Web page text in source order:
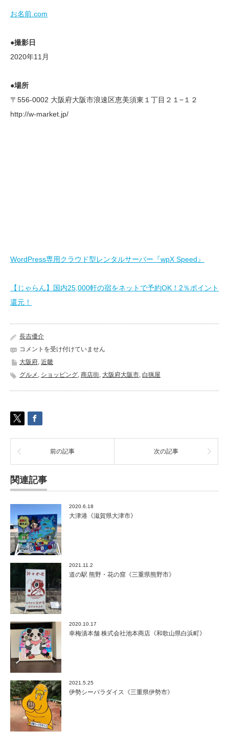
お名前.com
●撮影日
2020年11月
●場所
〒556-0002 大阪府大阪市浪速区恵美須東１丁目２１−１２
http://w-market.jp/
WordPress専用クラウド型レンタルサーバー『wpX Speed』
【じゃらん】国内25,000軒の宿をネットで予約OK！2％ポイント
還元！
長吉優介
新
世
市
府
大
は
コメントを受け付けていません
大阪府, 近畿
グルメ , ショッピング, 商店街, 大阪府大阪市, 白猟屋
前の記事 次の記事
関連記事
2020.6.18
大津港《滋賀県大津市》
2021.11.2
道の駅 熊野・花の窟《三重県熊野市》
2020.10.17
幸梅漬本舗 株式会社池本商店《和歌山県白浜町》
2021.5.25
伊勢シーパラダイス《三重県伊勢市》